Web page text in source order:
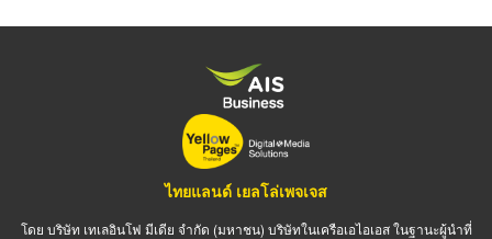
ไทยแลนด์ เยลโล่เพจเจส
โดย บริษัท เทเลอินโฟ มีเดีย จำกัด (มหาชน) บริษัทในเครือเอไอเอส ในฐานะผู้นำที่